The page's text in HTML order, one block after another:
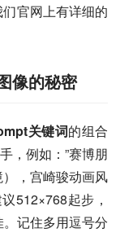
官网上有详细的
像的秘密
关键词的组合
，例如：”赛博朋
，宫崎骏动画风
512×768起步，
记住多用逗号分